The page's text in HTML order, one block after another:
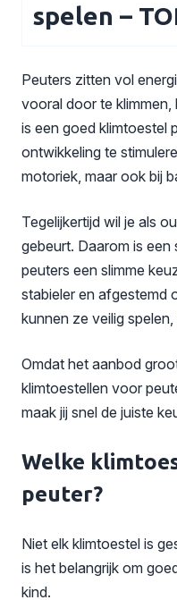
spelen –
Peuters zitten vol
vooral door te
is een goed klimtoestel
ontwikkeling te
motoriek, maar ook bij
Tegelijkertijd wil je als
gebeurt. Daarom is
peuters een slimme
stabieler en afgestemd
kunnen ze veilig
Omdat het aanbod
klimtoestellen voor
maak jij snel de juiste
Welke
peuter?
Niet elk klimtoestel is
is het belangrijk om
kind.